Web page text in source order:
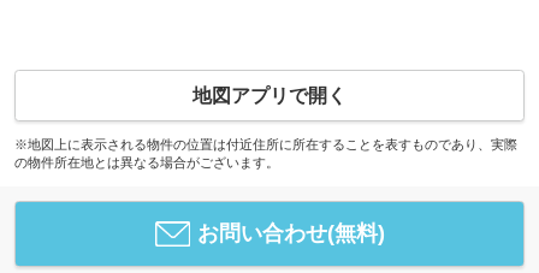
地図アプリで開く
※地図上に表示される物件の位置は付近住所に所在することを表すものであり、実際
の物件所在地とは異なる場合がございます。
お問い合わせ(無料)